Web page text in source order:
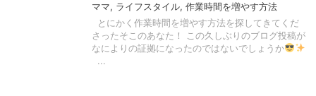
ママ, ライフスタイル, 作業時間を増やす方法
とにかく作業時間を増やす方法を探してきてくだ
さったそこのあなた！ この久しぶりのブログ投稿が
なによりの証拠になったのではないでしょうか
...